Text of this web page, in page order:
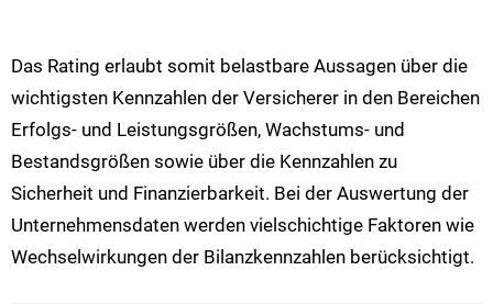
Das Rating erlaubt somit belastbare Aussagen über die
wichtigsten Kennzahlen der Versicherer in den Bereichen
Erfolgs- und Leistungsgrößen, Wachstums- und
Bestandsgrößen sowie über die Kennzahlen zu
Sicherheit und Finanzierbarkeit. Bei der Auswertung der
Unternehmensdaten werden vielschichtige Faktoren wie
Wechselwirkungen der Bilanzkennzahlen berücksichtigt.